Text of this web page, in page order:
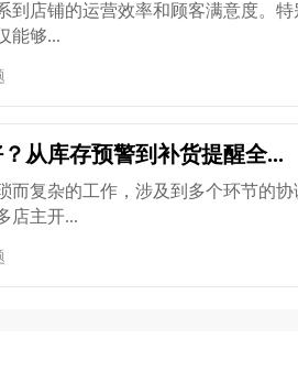
到店铺的运营效率和顾客满意度。特
能够...
从库存预警到补货提醒全...
而复杂的工作，涉及到多个环节的协
店主开...